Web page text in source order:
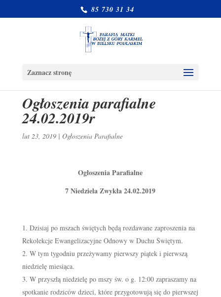
85 730 31 34
Zaznacz stronę
Ogłoszenia parafialne
24.02.2019r
lut 23, 2019| Ogłoszenia Parafialne
Ogłoszenia Parafialne
7 Niedziela Zwykła 24.02.2019
Dzisiaj po mszach świętych będą rozdawane zaproszenia na
Rekolekcje Ewangelizacyjne Odnowy w Duchu Świętym.
W tym tygodniu przeżywamy pierwszy piątek i pierwszą
niedzielę miesiąca.
W przyszłą niedzielę po mszy św. o g. 12:00 zapraszamy na
spotkanie rodziców dzieci, które przygotowują się do pierwszej